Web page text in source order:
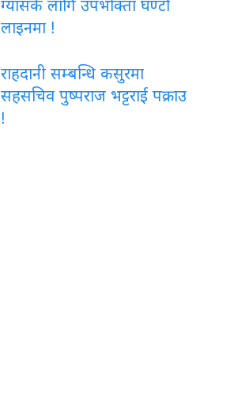
ग्यासकै लागि उपभोक्ता घण्टौ
लाइनमा !
राहदानी सम्बन्धि कसुरमा
सहसचिव पुष्पराज भट्टराई पक्राउ
!